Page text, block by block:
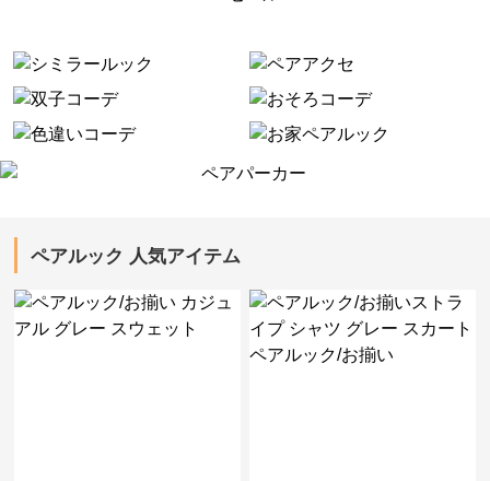
ペアルック 人気アイテム